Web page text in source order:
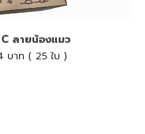
ลายน้องแมว
บาท ( 25 ใบ )